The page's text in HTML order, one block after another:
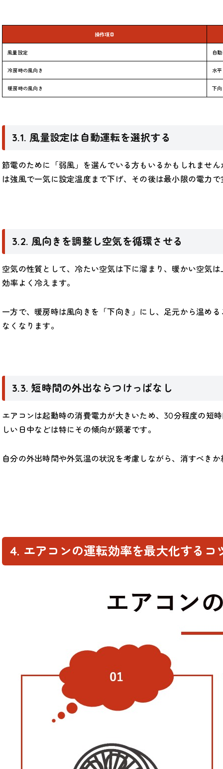
操作項目
風量設定 自
冷房時の風向き 水平
暖房時の風向き 下
3.1. 風量設定は自動運転を選択する
節電のために「弱風」を選んでいる方もいるかもしれませ
は強風で一気に設定温度まで下げ、その後は最小限の電力
3.2. 風向きを調整し空気を循環させる
空気の性質として、冷たい空気は下に溜まり、暖かい空気
効率よく冷えます。
一方で、暖房時は風向きを「下向き」にし、足元から温め
なくなります。
3.3. 短時間の外出ならつけっぱなし
エアコンは起動時の消費電力が大きいため、30分程度の短
しい日中などは特にその傾向が顕著です。
自分の外出時間や外気温の状況を考慮しながら、消すべき
4. エアコンの運転効率を最大化するコ